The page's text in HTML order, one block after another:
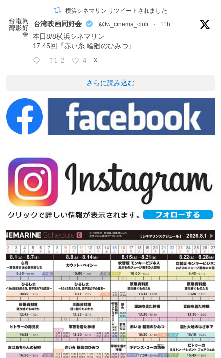
横浜シネマリン リツイートされました
台湾映画同好会 @tw_cinema_club · 11h
本日8/8横浜シネマリン
17:45回『赤い糸 輪廻のひみつ』
2 4 X
さらに読み込む